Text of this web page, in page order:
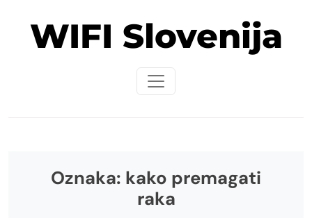
contentWIFI Slovenija
Oznaka: kako premagati
raka